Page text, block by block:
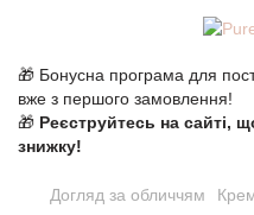
🎁 Бонусна програма для
вже з першого замовлення!
🎁 Реєструйтесь на сайті,
знижку!
Догляд за обличчям